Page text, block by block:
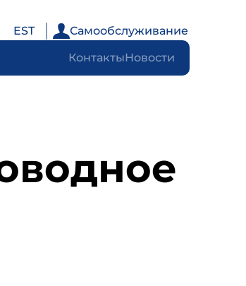
EST
Самообслуживание
КонтактыНовости